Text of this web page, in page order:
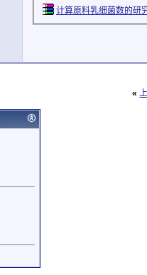
计算原料乳细菌数的研
«